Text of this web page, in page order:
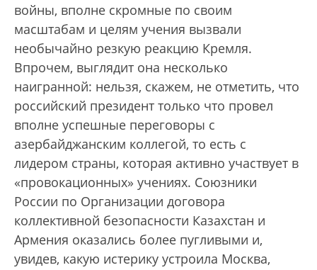
войны, вполне скромные по своим
масштабам и целям учения вызвали
необычайно резкую реакцию Кремля.
Впрочем, выглядит она несколько
наигранной: нельзя, скажем, не отметить, что
российский президент только что провел
вполне успешные переговоры с
азербайджанским коллегой, то есть с
лидером страны, которая активно участвует в
«провокационных» учениях. Союзники
России по Организации договора
коллективной безопасности Казахстан и
Армения оказались более пугливыми и,
увидев, какую истерику устроила Москва,